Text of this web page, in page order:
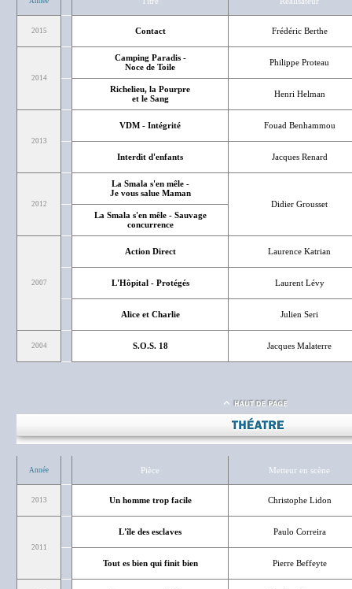
2015 Contact Frédéric Berthe
2014
Camping Paradis -
Noce de Toile
Philippe Proteau
Richelieu, la Pourpre
et le Sang
Henri Helman
2013
VDM - Intégrité Fouad Benhammou
Interdit d'enfants Jacques Renard
2012
La Smala s'en mêle -
Je vous salue Maman
Didier Grousset
La Smala s'en mêle - Sauvage
concurrence
2007
Action Direct Laurence Katrian
L'Hôpital - Protégés Laurent Lévy
Alice et Charlie Julien Seri
2004 S.O.S. 18 Jacques Malaterre
Année Pièce Metteur en scène
2013 Un homme trop facile Christophe Lidon
2011
L'île des esclaves Paulo Correira
Tout es bien qui finit bien Pierre Beffeyte